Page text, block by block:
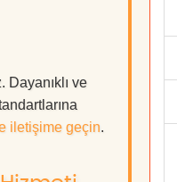
ve
iletişime geçin.